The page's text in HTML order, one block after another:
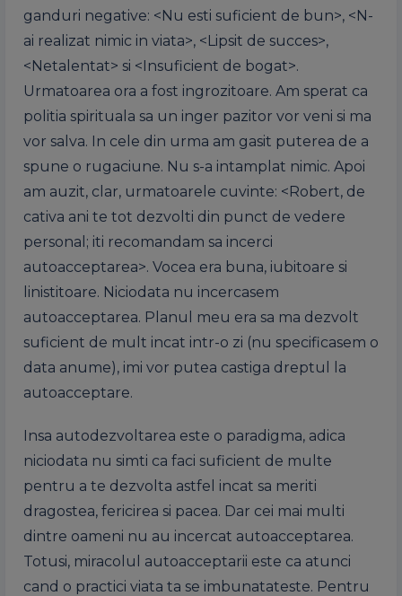
ganduri negative: <Nu esti suficient de bun>, <N-
ai realizat nimic in viata>, <Lipsit de succes>,
<Netalentat> si <Insuficient de bogat>.
Urmatoarea ora a fost ingrozitoare. Am sperat ca
politia spirituala sa un inger pazitor vor veni si ma
vor salva. In cele din urma am gasit puterea de a
spune o rugaciune. Nu s-a intamplat nimic. Apoi
am auzit, clar, urmatoarele cuvinte: <Robert, de
cativa ani te tot dezvolti din punct de vedere
personal; iti recomandam sa incerci
autoacceptarea>. Vocea era buna, iubitoare si
linistitoare. Niciodata nu incercasem
autoacceptarea. Planul meu era sa ma dezvolt
suficient de mult incat intr-o zi (nu specificasem o
data anume), imi vor putea castiga dreptul la
autoacceptare.
Insa autodezvoltarea este o paradigma, adica
niciodata nu simti ca faci suficient de multe
pentru a te dezvolta astfel incat sa meriti
dragostea, fericirea si pacea. Dar cei mai multi
dintre oameni nu au incercat autoacceptarea.
Totusi, miracolul autoacceptarii este ca atunci
cand o practici viata ta se imbunatateste. Pentru